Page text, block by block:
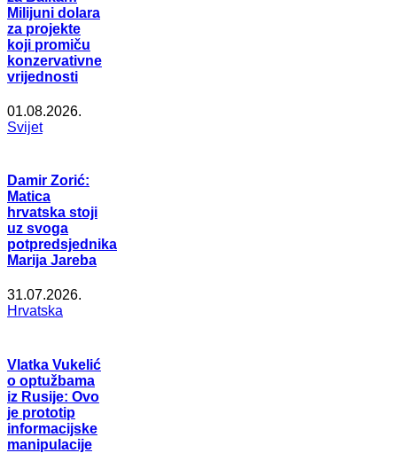
Milijuni dolara
za projekte
koji promiču
konzervativne
vrijednosti
01.08.2026.
Svijet
Damir Zorić:
Matica
hrvatska stoji
uz svoga
potpredsjednika
Marija Jareba
31.07.2026.
Hrvatska
Vlatka Vukelić
o optužbama
iz Rusije: Ovo
je prototip
informacijske
manipulacije